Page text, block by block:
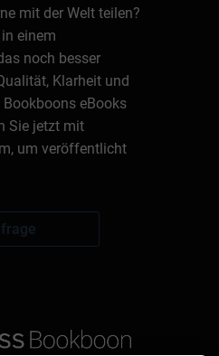
mit der Welt teilen?
einem
noch besser
Klarheit und
eBooks
Sie jetzt mit
um veröffentlicht